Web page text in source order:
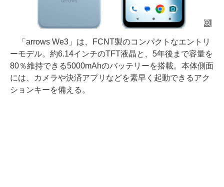
「arrows We3」は、FCNT製のコンパクトなエントリ
ーモデル。約6.14インチのTFT液晶と、5年後まで容量を
80％維持できる5000mAhのバッテリーを搭載。本体側面
には、カメラや決済アプリなどを素早く起動できるアク
ションキーを備える。